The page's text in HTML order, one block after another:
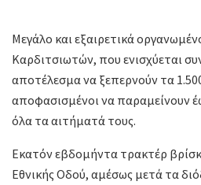
Μεγάλο και εξαιρετικά
Καρδιτσιωτών, που ενισχύεται
αποτέλεσμα να ξεπερνούν τα
αποφασισμένοι να παραμείνουν
όλα τα αιτήματά τους.
Εκατόν εβδομήντα τρακτέρ
Εθνικής Οδού, αμέσως μετά τα